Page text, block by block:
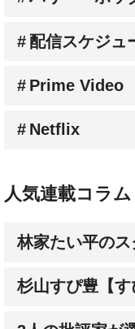
配信スケジュ
Prime Video
Netflix
人気連載コラム
林家たい平のス
杉山すぴ豊【す